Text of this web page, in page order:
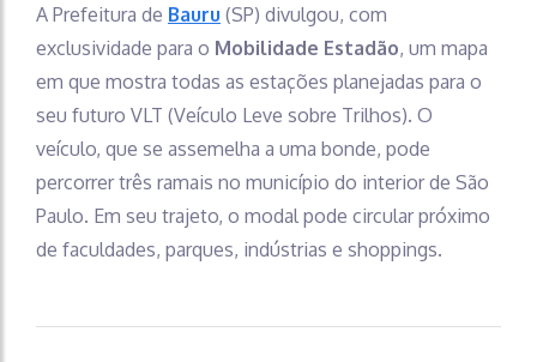
A Prefeitura de Bauru (SP) divulgou, com
exclusividade para o Mobilidade Estadão, um mapa
em que mostra todas as estações planejadas para o
seu futuro VLT (Veículo Leve sobre Trilhos). O
veículo, que se assemelha a uma bonde, pode
percorrer três ramais no município do interior de São
Paulo. Em seu trajeto, o modal pode circular próximo
de faculdades, parques, indústrias e shoppings.